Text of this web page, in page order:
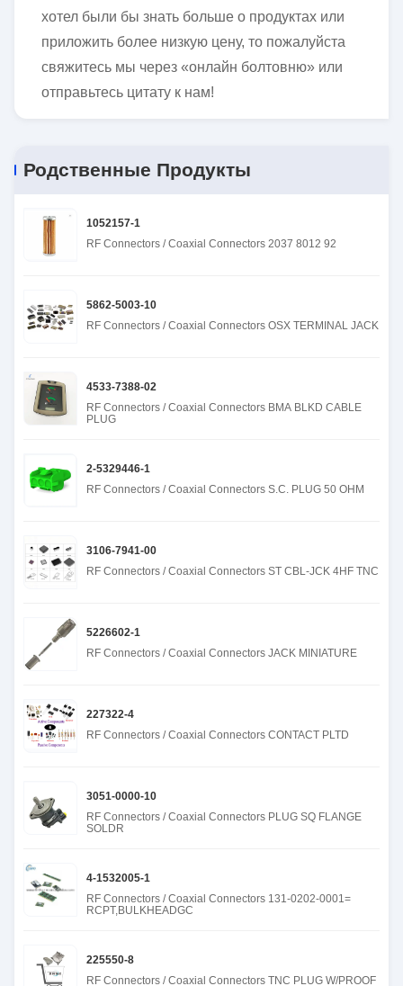
хотел были бы знать больше о продуктах или
приложить более низкую цену, то пожалуйста
свяжитесь мы через «онлайн болтовню» или
отправьтесь цитату к нам!
Родственные Продукты
1052157-1
RF Connectors / Coaxial Connectors 2037 8012 92
5862-5003-10
RF Connectors / Coaxial Connectors OSX TERMINAL JACK
4533-7388-02
RF Connectors / Coaxial Connectors BMA BLKD CABLE
PLUG
2-5329446-1
RF Connectors / Coaxial Connectors S.C. PLUG 50 OHM
3106-7941-00
RF Connectors / Coaxial Connectors ST CBL-JCK 4HF TNC
5226602-1
RF Connectors / Coaxial Connectors JACK MINIATURE
227322-4
RF Connectors / Coaxial Connectors CONTACT PLTD
3051-0000-10
RF Connectors / Coaxial Connectors PLUG SQ FLANGE
SOLDR
4-1532005-1
RF Connectors / Coaxial Connectors 131-0202-0001=
RCPT,BULKHEADGC
225550-8
RF Connectors / Coaxial Connectors TNC PLUG W/PROOF